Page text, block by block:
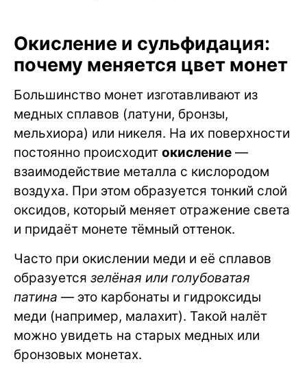
Окисление и сульфидация:
почему меняется цвет монет
Большинство монет изготавливают из
медных сплавов (латуни, бронзы,
мельхиора) или никеля. На их поверхности
постоянно происходит окисление —
взаимодействие металла с кислородом
воздуха. При этом образуется тонкий слой
оксидов, который меняет отражение света
и придаёт монете тёмный оттенок.
Часто при окислении меди и её сплавов
образуется зелёная или голубоватая
патина — это карбонаты и гидроксиды
меди (например, малахит). Такой налёт
можно увидеть на старых медных или
бронзовых монетах.